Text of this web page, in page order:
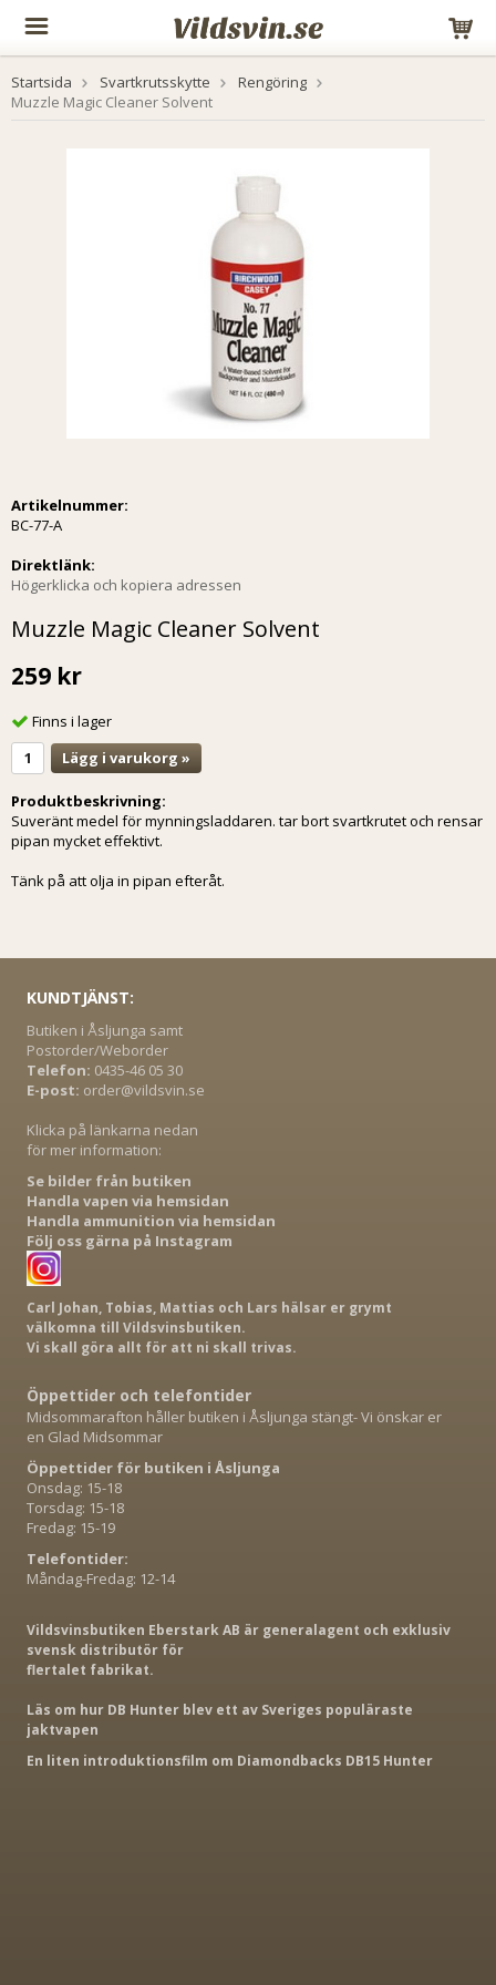
Startsida Svartkrutsskytte
Rengöring
Muzzle Magic Cleaner Solvent
Artikelnummer:
BC-77-A
Direktlänk:
Högerklicka och kopiera adressen
Muzzle Magic Cleaner Solvent
259 kr
Finns i lager
Lägg i varukorg »
Produktbeskrivning:
Suveränt medel för mynningsladdaren. tar bort svartkrutet och rensar
pipan mycket effektivt.
Tänk på att olja in pipan efteråt.
KUNDTJÄNST:
Butiken i Åsljunga samt
Postorder/Weborder
Telefon: 0435-46 05 30
E-post: order@vildsvin.se
Klicka på länkarna nedan
för mer information:
Se bilder från butiken
Handla vapen via hemsidan
Handla ammunition via hemsidan
Följ oss gärna på Instagram
Carl Johan, Tobias, Mattias och Lars hälsar er grymt
välkomna till Vildsvinsbutiken.
Vi skall göra allt för att ni skall trivas.
Öppettider och telefontider
Midsommarafton håller butiken i Åsljunga stängt- Vi önskar er
en Glad Midsommar
Öppettider för butiken i Åsljunga
Onsdag: 15-18
Torsdag: 15-18
Fredag: 15-19
Telefontider:
Måndag-Fredag: 12-14
Vildsvinsbutiken Eberstark AB är generalagent och exklusiv
svensk distributör för
flertalet fabrikat.
Läs om hur DB Hunter blev ett av Sveriges populäraste
jaktvapen
En liten introduktionsfilm om Diamondbacks DB15 Hunter